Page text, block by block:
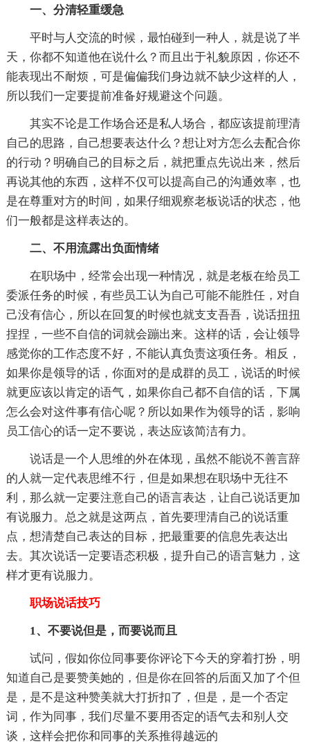
一、分清轻重缓急
平时与人交流的时候，最怕碰到一种人，就是说了半
天，你都不知道他在说什么？而且出于礼貌原因，你还不
能表现出不耐烦，可是偏偏我们身边就不缺少这样的人，
所以我们一定要提前准备好规避这个问题。
其实不论是工作场合还是私人场合，都应该提前理清
自己的思路，自己想要表达什么？想让对方怎么去配合你
的行动？明确自己的目标之后，就把重点先说出来，然后
再说其他的东西，这样不仅可以提高自己的沟通效率，也
是在尊重对方的时间，如果仔细观察老板说话的状态，他
们一般都是这样表达的。
二、不用流露出负面情绪
在职场中，经常会出现一种情况，就是老板在给员工
委派任务的时候，有些员工认为自己可能不能胜任，对自
己没有信心，所以在回复的时候也就支支吾吾，说话扭扭
捏捏，一些不自信的词就会蹦出来。这样的话，会让领导
感觉你的工作态度不好，不能认真负责这项任务。相反，
如果你是领导的话，你面对的是成群的员工，说话的时候
就更应该以肯定的语气，如果你自己都不自信的话，下属
怎么会对这件事有信心呢？所以如果作为领导的话，影响
员工信心的话一定不要说，表达应该简洁有力。
说话是一个人思维的外在体现，虽然不能说不善言辞
的人就一定代表思维不行，但是如果想在职场中无往不
利，那么就一定要注意自己的语言表达，让自己说话更加
有说服力。总之就是这两点，首先要理清自己的说话重
点，想清楚自己表达的目标，把最重要的信息先表达出
去。其次说话一定要语态积极，提升自己的语言魅力，这
样才更有说服力。
职场说话技巧
1、不要说但是，而要说而且
试问，假如你位同事要你评论下今天的穿着打扮，明
知道自己是要赞美她的，但是你在回答的后面又加了个但
是，是不是这种赞美就大打折扣了，但是，是一个否定
词，作为同事，我们尽量不要用否定的语气去和别人交
谈，这样会把你和同事的关系推得越远的